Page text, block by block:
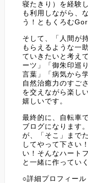
寝たきり）を経験
も利用しながら、
う！ともくろむ
そして、「人間が
もらえるような一
ていきたいと考え
ーツ」「御朱印巡
言葉」「病気から
自然治癒力のすご
を交えながら楽し
嬉しいです。
最終的に、自転車
ブログになります
が、「そこ」まで
してやって下さい
い！そんなハート
と一緒に作ってい
○詳細プロフィール